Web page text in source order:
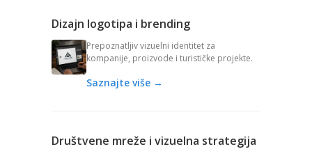
Dizajn logotipa i brending
Prepoznatljiv vizuelni identitet za
kompanije, proizvode i turističke projekte.
Saznajte više →
Društvene mreže i vizuelna strategija